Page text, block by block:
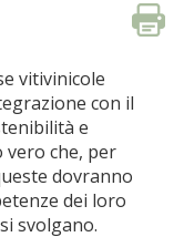
vitivinicole
con il
e
che, per
dovranno
dei loro
svolgano.